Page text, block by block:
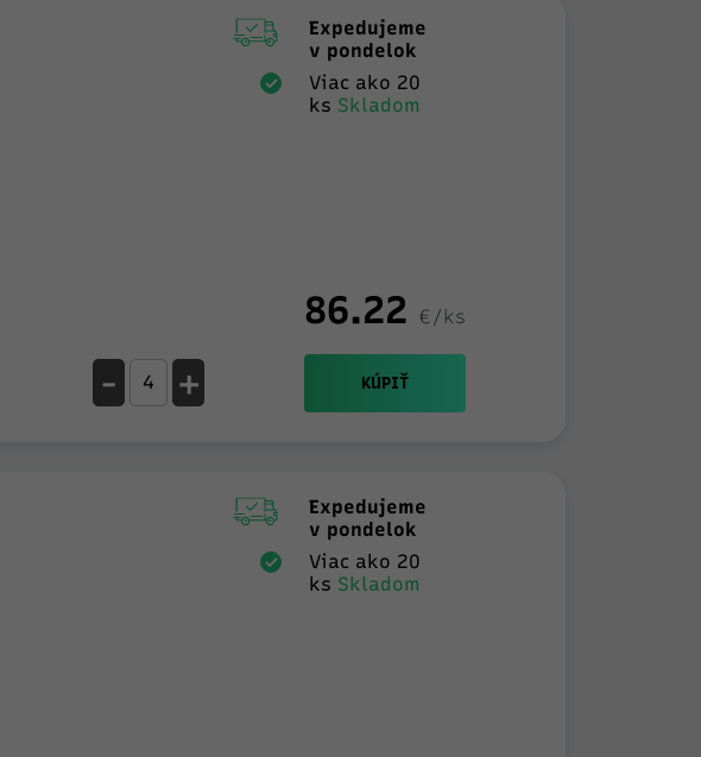
Expedujeme
v pondelok
Viac ako 20
ks Skladom
86.22 €/ks
- + KÚPIŤ
Expedujeme
v pondelok
Viac ako 20
ks Skladom